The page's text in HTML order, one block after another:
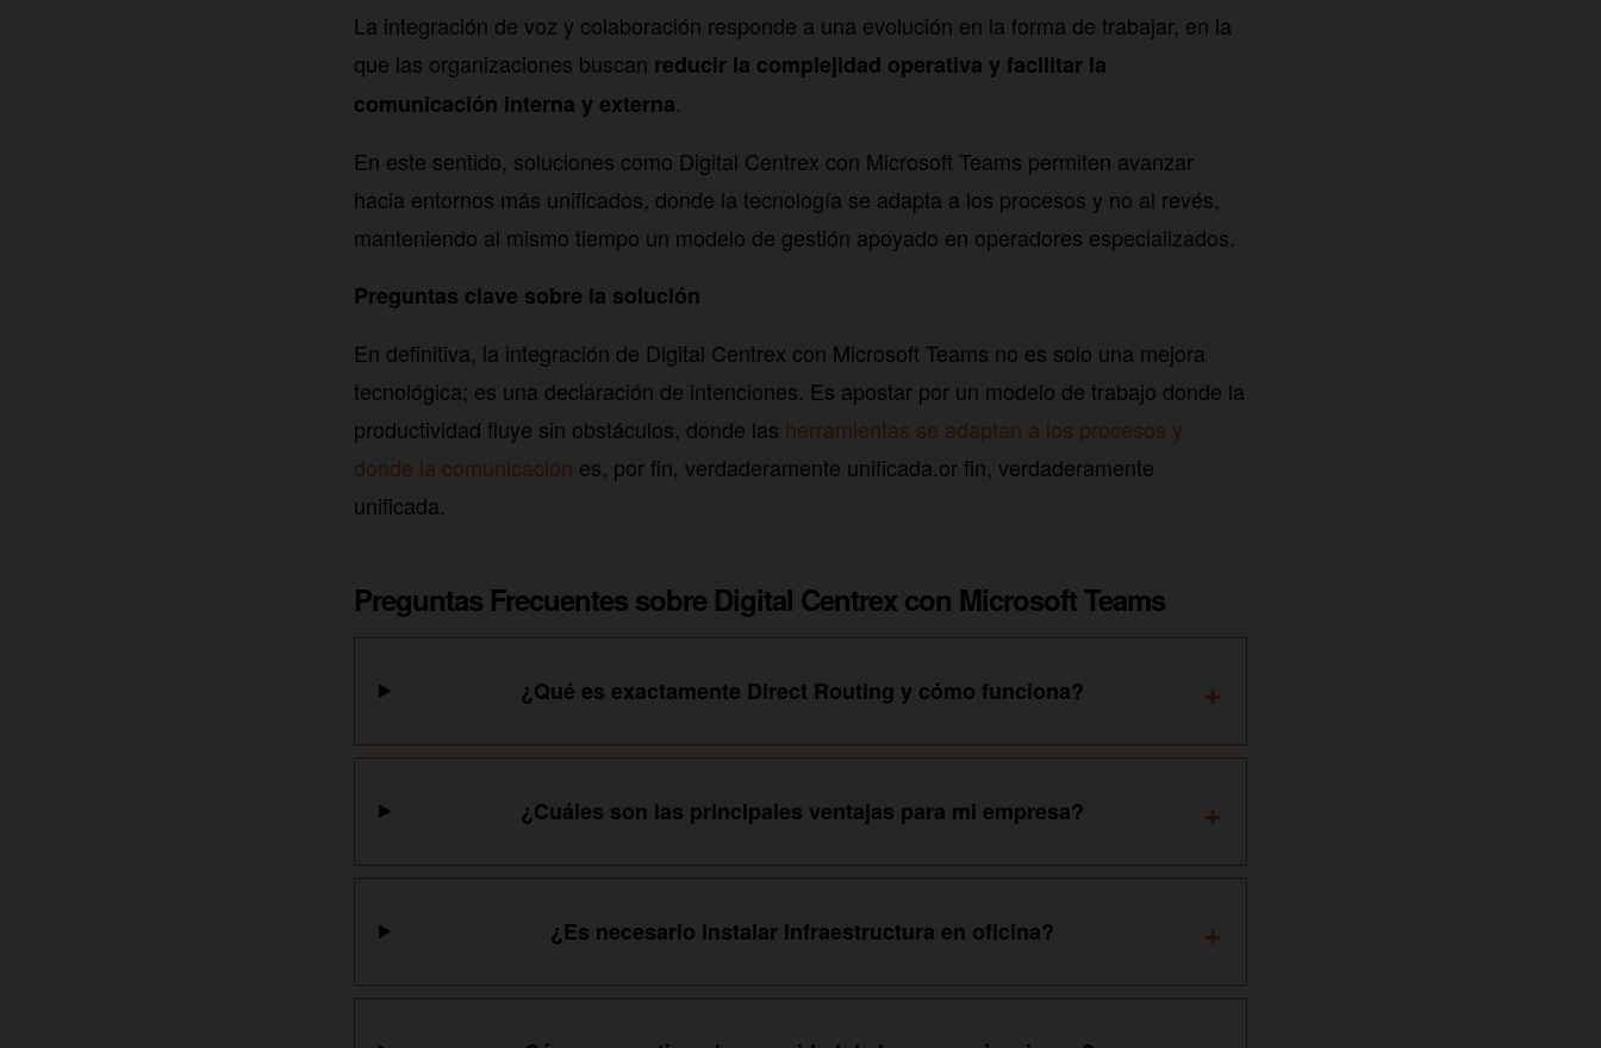
La integración de voz y colaboración responde a una evolución en la forma de trabajar, en la
que las organizaciones buscan reducir la complejidad operativa y facilitar la
comunicación interna y externa.
En este sentido, soluciones como Digital Centrex con Microsoft Teams permiten avanzar
hacia entornos más unificados, donde la tecnología se adapta a los procesos y no al revés,
manteniendo al mismo tiempo un modelo de gestión apoyado en operadores especializados.
Preguntas clave sobre la solución
En definitiva, la integración de Digital Centrex con Microsoft Teams no es solo una mejora
tecnológica; es una declaración de intenciones. Es apostar por un modelo de trabajo donde la
productividad fluye sin obstáculos, donde las herramientas se adaptan a los procesos y
donde la comunicación es, por fin, verdaderamente unificada.or fin, verdaderamente
unificada.
Preguntas Frecuentes sobre Digital Centrex con Microsoft Teams
¿Qué es exactamente Direct Routing y cómo funciona? +
¿Cuáles son las principales ventajas para mi empresa? +
¿Es necesario instalar infraestructura en oficina? +